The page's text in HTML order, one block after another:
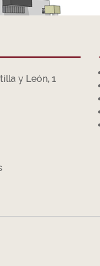
y León, 1